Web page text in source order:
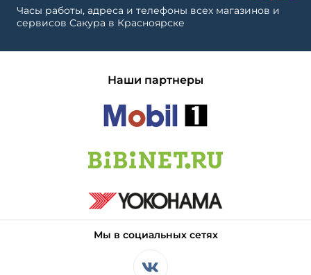
Часы работы, адреса и телефоны всех магазинов и
сервисов Сакура в Красноярске
Наши партнеры
Мы в социальных сетях